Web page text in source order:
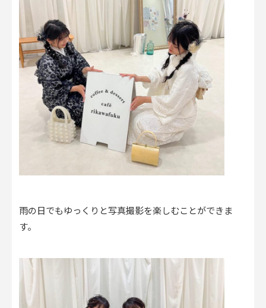
雨の日でもゆっくりと写真撮影を楽しむことができま
す。